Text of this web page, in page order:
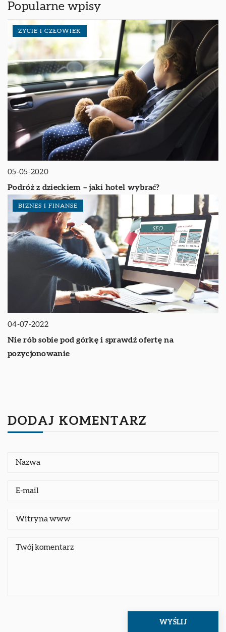
Popularne wpisy
ŻYCIE I CZŁOWIEK
05-05-2020
Podróż z dzieckiem – jaki hotel wybrać?
BIZNES I FINANSE
04-07-2022
Nie rób sobie pod górkę i sprawdź ofertę na
pozycjonowanie
DODAJ KOMENTARZ